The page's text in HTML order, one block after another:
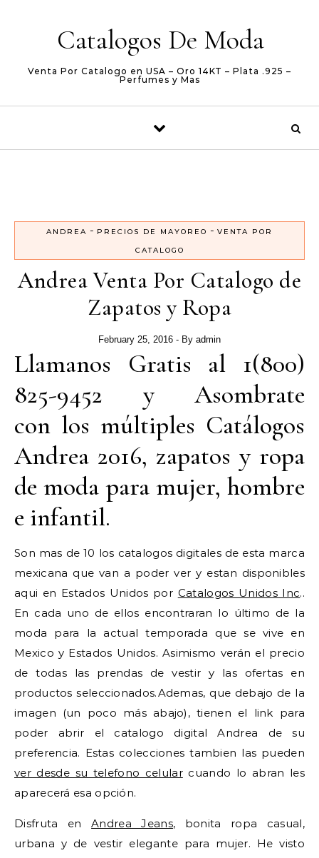
Catalogos De Moda
Venta Por Catalogo en USA – Oro 14KT – Plata .925 –
Perfumes y Mas
ANDREA - PRECIOS DE MAYOREO - VENTA POR
CATALOGO
Andrea Venta Por Catalogo de
Zapatos y Ropa
February 25, 2016 - By admin
Llamanos Gratis al 1(800)
825-9452 y Asombrate
con los múltiples Catálogos
Andrea 2016, zapatos y ropa
de moda para mujer, hombre
e infantil.
Son mas de 10 los catalogos digitales de esta marca
mexicana que van a poder ver y estan disponibles
aqui en Estados Unidos por Catalogos Unidos Inc..
En cada uno de ellos encontraran lo último de la
moda para la actual temporada que se vive en
Mexico y Estados Unidos. Asimismo verán el precio
de todas las prendas de vestir y las ofertas en
productos seleccionados.Ademas, que debajo de la
imagen (un poco más abajo), tienen el link para
poder abrir el catalogo digital Andrea de su
preferencia. Estas colecciones tambien las pueden
ver desde su telefono celularcuando lo abran les
aparecerá esa opción.
Disfruta enAndrea Jeans, bonita ropa casual,
urbana y de vestir elegante para mujer. He visto